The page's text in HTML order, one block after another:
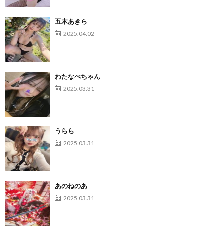
五木あきら
2025.04.02
わたなべちゃん
2025.03.31
うらら
2025.03.31
あのねのあ
2025.03.31